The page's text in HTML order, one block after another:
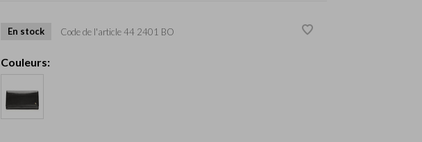
En stock Code de l'article44 2401 BO
Couleurs: